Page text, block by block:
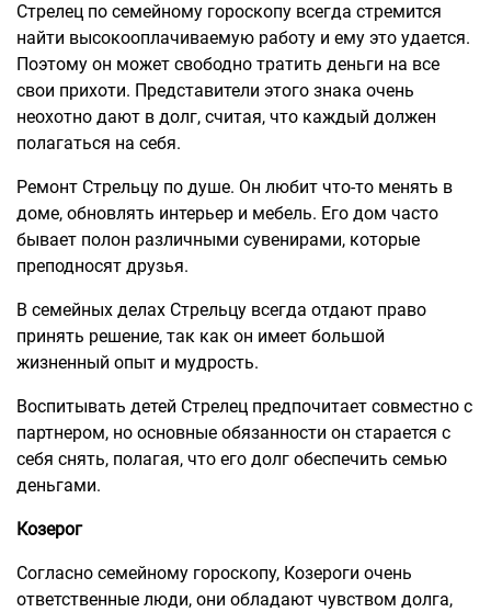
Стрелец по семейному гороскопу всегда стремится
найти высокооплачиваемую работу и ему это удается.
Поэтому он может свободно тратить деньги на все
свои прихоти. Представители этого знака очень
неохотно дают в долг, считая, что каждый должен
полагаться на себя.
Ремонт Стрельцу по душе. Он любит что-то менять в
доме, обновлять интерьер и мебель. Его дом часто
бывает полон различными сувенирами, которые
преподносят друзья.
В семейных делах Стрельцу всегда отдают право
принять решение, так как он имеет большой
жизненный опыт и мудрость.
Воспитывать детей Стрелец предпочитает совместно с
партнером, но основные обязанности он старается с
себя снять, полагая, что его долг обеспечить семью
деньгами.
Козерог
Согласно семейному гороскопу, Козероги очень
ответственные люди, они обладают чувством долга,